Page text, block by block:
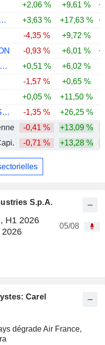
S.p.A.
H1 2026
2026
05/08
Carel
dégrade Air France,
+2,06 % +9,61 %
SHENGYI TECHNOLOGY CO.,LTD.
+3,63 % +17,63 %
-4,35 % +9,72 %
-0,93 % +6,01 %
TELEDYNE TECHNOLOGIES INCORPORATED
+0,51 % +6,02 %
-1,57 % +0,65 %
+0,05 % +11,50 %
ZEBRA TECHNOLOGIES CORPORATION
-1,35 % +26,25 %
-0,41 % +13,09 %
-0,71 % +13,28 %